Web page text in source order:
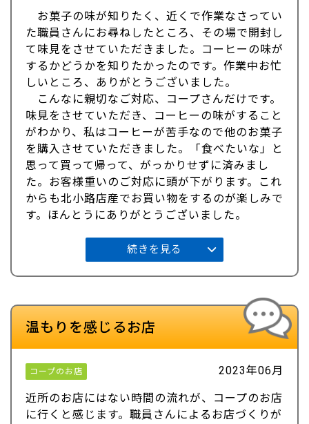
お菓子の味が知りたく、近くで作業なさってい
た職員さんにお尋ねしたところ、その場で開封し
て味見をさせていただきました。コーヒーの味が
するかどうかを知りたかったのです。作業中お忙
しいところ、ありがとうございました。
こんなに親切なご対応、コープさんだけです。
味見をさせていただき、コーヒーの味がすること
がわかり、私はコーヒーが苦手なので他のお菓子
を購入させていただきました。「食べたいな」と
思って買って帰って、がっかりせずに済みまし
た。お客様重いのご対応に頭が下がります。これ
からも北小路店産でお買い物をするのが楽しみで
す。ほんとうにありがとうございました。
続きを見る
温もりを感じるお店
コープのお店 2023年06月
近所のお店にはない時間の流れが、コープのお店
に行くと感じます。職員さんによるお店づくりが